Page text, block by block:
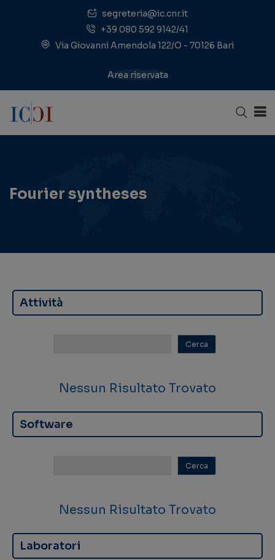
segreteria@ic.cnr.it
+39 080 592 9142/41
Via Giovanni Amendola 122/O - 70126 Bari
Area riservata
Fourier syntheses
Attività
Nessun Risultato Trovato
Software
Nessun Risultato Trovato
Laboratori